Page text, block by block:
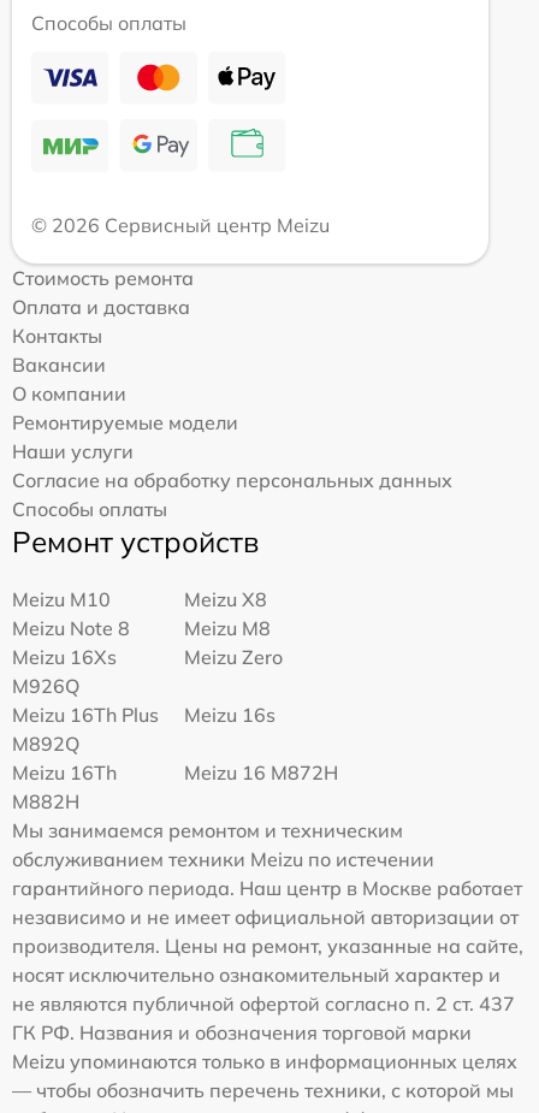
Способы оплаты
© 2026 Сервисный центр Meizu
Стоимость ремонта
Оплата и доставка
Контакты
Вакансии
О компании
Ремонтируемые модели
Наши услуги
Согласие на обработку персональных данных
Способы оплаты
Ремонт устройств
Meizu M10
Meizu X8
Meizu Note 8
Meizu M8
Meizu 16Xs
M926Q
Meizu Zero
Meizu 16Th Plus
M892Q
Meizu 16s
Meizu 16Th
M882H
Meizu 16 M872H
Мы занимаемся ремонтом и техническим
обслуживанием техники Meizu по истечении
гарантийного периода. Наш центр в Москве работает
независимо и не имеет официальной авторизации от
производителя. Цены на ремонт, указанные на сайте,
носят исключительно ознакомительный характер и
не являются публичной офертой согласно п. 2 ст. 437
ГК РФ. Названия и обозначения торговой марки
Meizu упоминаются только в информационных целях
— чтобы обозначить перечень техники, с которой мы